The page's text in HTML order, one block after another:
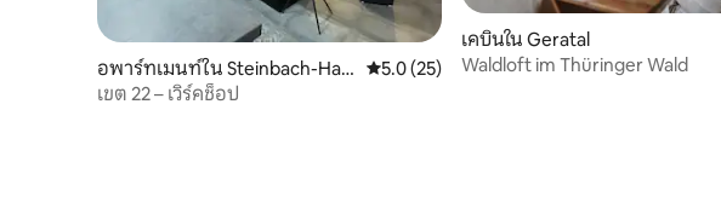
อพาร์ทเมนท์ใน Steinbach-Halle
nberg
คะแนนเฉลี่ย 5.0 จาก 5, 25 รีวิว
5.0 (25)
เขต 22 – เวิร์คช็อป
เคบินใน Geratal
Waldloft im Thüringer Wald